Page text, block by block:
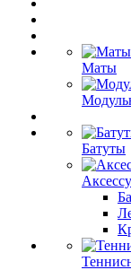
Маты
Батуты